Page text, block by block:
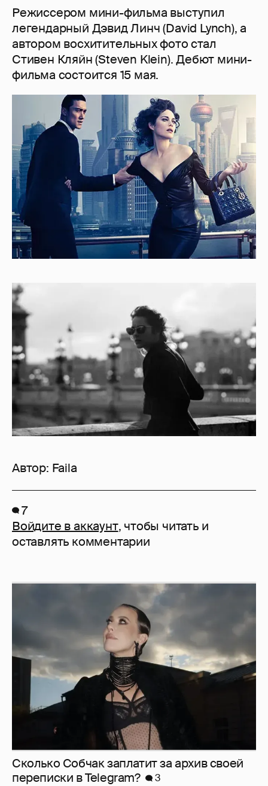
Режиссером мини-фильма выступил
легендарный Дэвид Линч (David Lynch), а
автором восхитительных фото стал
Стивен Кляйн (Steven Klein). Дебют мини-
фильма состоится 15 мая.
Автор: Faila
7
Войдите в аккаунт, чтобы читать и
оставлять комментарии
Сколько Собчак заплатит за архив своей
перeписки в Telegram?
3